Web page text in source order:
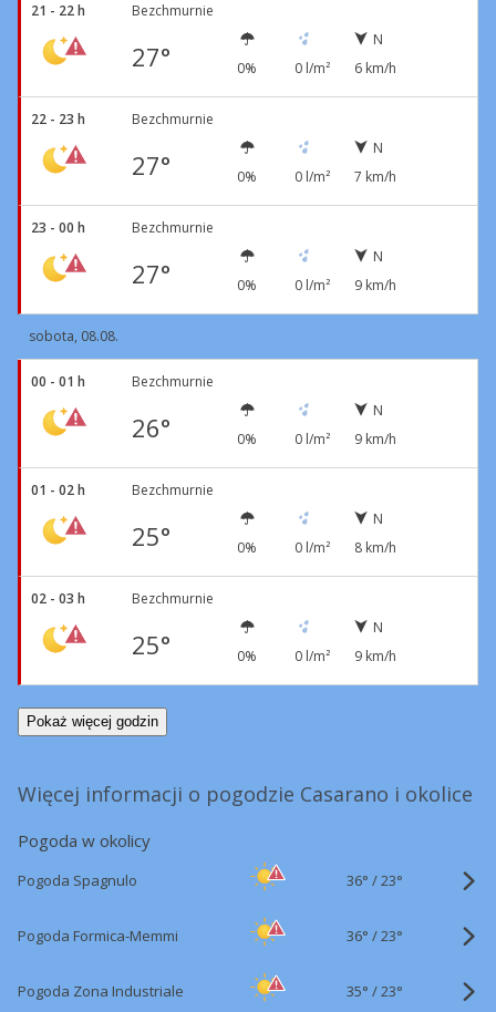
21 - 22 h Bezchmurnie
27° 0% 0 l/m²
N
6 km/h
22 - 23 h Bezchmurnie
27° 0% 0 l/m²
N
7 km/h
23 - 00 h Bezchmurnie
27° 0% 0 l/m²
N
9 km/h
sobota, 08.08.
00 - 01 h Bezchmurnie
26° 0% 0 l/m²
N
9 km/h
01 - 02 h Bezchmurnie
25° 0% 0 l/m²
N
8 km/h
02 - 03 h Bezchmurnie
25° 0% 0 l/m²
N
9 km/h
Pokaż więcej godzin
Więcej informacji o pogodzie Casarano i okolice
Pogoda w okolicy
Pogoda Spagnulo 36° /23°
Pogoda Formica-Memmi 36° /23°
Pogoda Zona Industriale 35° /23°